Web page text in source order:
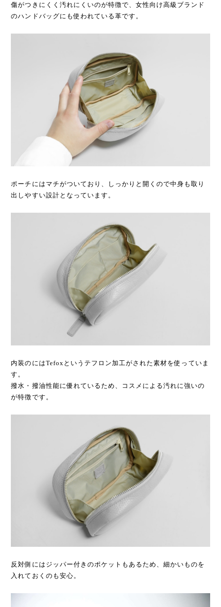
傷がつきにくく汚れにくいのが特徴で、女性向け高級ブランド
のハンドバッグにも使われている革です。
ポーチにはマチがついており、しっかりと開くので中身も取り
出しやすい設計となっています。
内装のにはTefoxというテフロン加工がされた素材を使っていま
す。
撥水・撥油性能に優れているため、コスメによる汚れに強いの
が特徴です。
反対側にはジッパー付きのポケットもあるため、細かいものを
入れておくのも安心。